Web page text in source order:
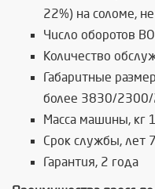
22%) на соломе,
Число оборотов
Количество
Габаритные
более 3830/
Масса машины, кг
Срок службы, лет 7
Гарантия, 2 года